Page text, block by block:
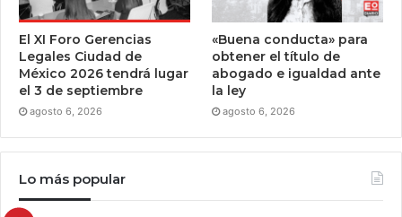
El XI Foro Gerencias
Legales Ciudad de
México 2026 tendrá lugar
el 3 de septiembre
agosto 6, 2026
«Buena conducta» para
obtener el título de
abogado e igualdad ante
la ley
agosto 6, 2026
Lo más popular